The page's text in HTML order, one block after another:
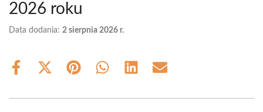
2026 roku
Data dodania: 2 sierpnia 2026 r.
Share
Share
(Twitter)
Share Share Share Share